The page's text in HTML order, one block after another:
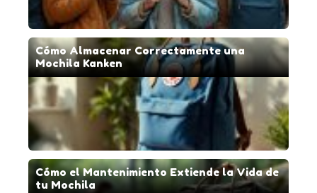
Cómo Almacenar Correctamente una
Mochila Kanken
Cómo el Mantenimiento Extiende la Vida de
tu Mochila